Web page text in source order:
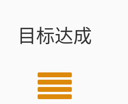
目标达成